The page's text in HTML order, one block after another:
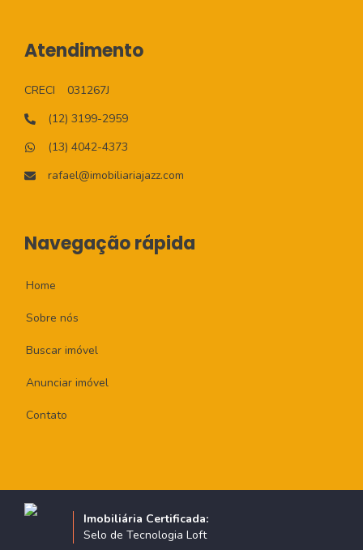
Atendimento
CRECI
031267J
(12) 3199-2959
(13) 4042-4373
rafael@imobiliariajazz.com
Navegação rápida
Home
Sobre nós
Buscar imóvel
Anunciar imóvel
Contato
Imobiliária Certificada:
Selo de Tecnologia Loft